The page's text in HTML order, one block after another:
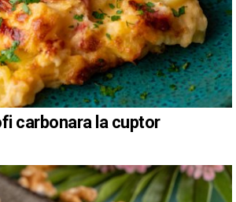
carbonara la cuptor